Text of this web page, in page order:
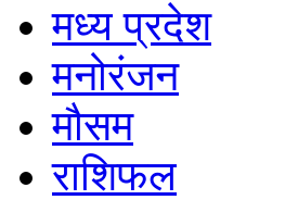
मध्य प्रदेश
मनोरंजन
मौसम
राशिफल